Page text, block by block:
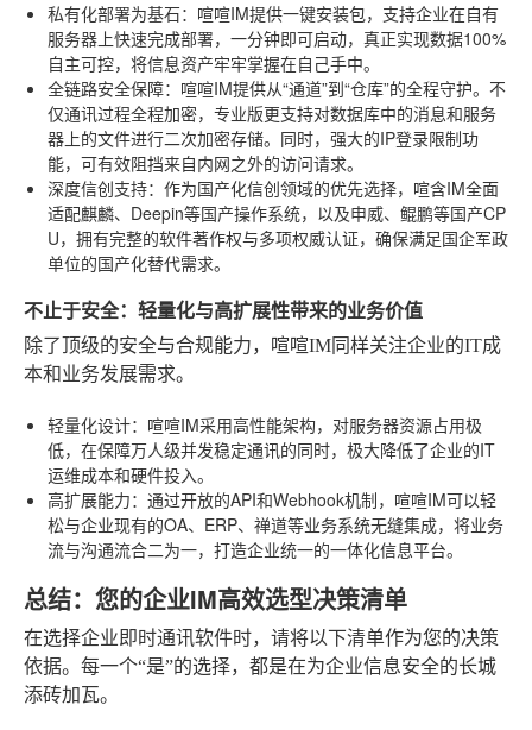
私有化部署为基石：喧喧IM提供一键安装包，支持企业在自有
服务器上快速完成部署，一分钟即可启动，真正实现数据100%
自主可控，将信息资产牢牢掌握在自己手中。
全链路安全保障：喧喧IM提供从“通道”到“仓库”的全程守护。不
仅通讯过程全程加密，专业版更支持对数据库中的消息和服务
器上的文件进行二次加密存储。同时，强大的IP登录限制功
能，可有效阻挡来自内网之外的访问请求。
深度信创支持：作为国产化信创领域的优先选择，喧含IM全面
适配麒麟、Deepin等国产操作系统，以及申威、鲲鹏等国产CP
U，拥有完整的软件著作权与多项权威认证，确保满足国企军政
单位的国产化替代需求。
不止于安全：轻量化与高扩展性带来的业务价值
除了顶级的安全与合规能力，喧喧IM同样关注企业的IT成
本和业务发展需求。
轻量化设计：喧喧IM采用高性能架构，对服务器资源占用极
低，在保障万人级并发稳定通讯的同时，极大降低了企业的IT
运维成本和硬件投入。
高扩展能力：通过开放的API和Webhook机制，喧喧IM可以轻
松与企业现有的OA、ERP、禅道等业务系统无缝集成，将业务
流与沟通流合二为一，打造企业统一的一体化信息平台。
总结：您的企业IM高效选型决策清单
在选择企业即时通讯软件时，请将以下清单作为您的决策
依据。每一个“是”的选择，都是在为企业信息安全的长城
添砖加瓦。